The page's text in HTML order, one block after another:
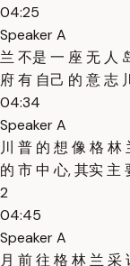
04:25
Speaker A
兰 不是 一 座 无 人
府 有 自己 的 意 志
04:34
Speaker A
川 普 的 想 像 格 林
的 市 中 心, 其实 主
2
04:45
Speaker A
月 前 往 格 林 兰 采